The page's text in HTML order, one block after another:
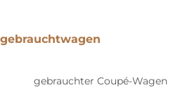
gebrauchtwagen
gebrauchter Coupé-Wagen